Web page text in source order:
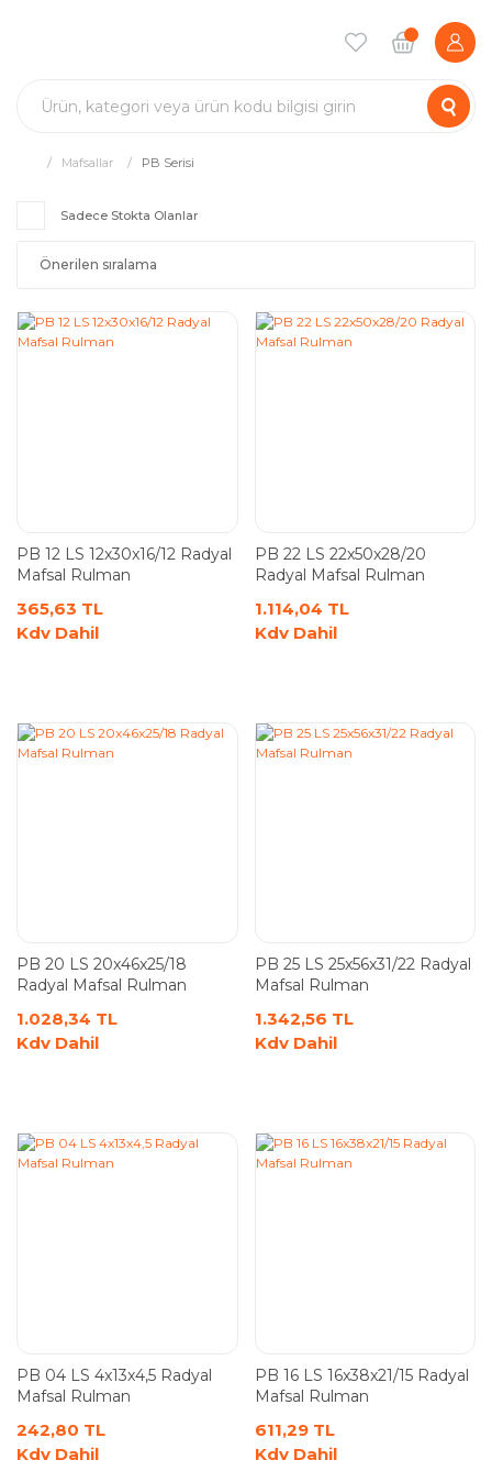
Mafsallar PB Serisi
Sadece Stokta Olanlar
PB 12 LS 12x30x16/12 Radyal
Mafsal Rulman
365,63 TL
Kdv Dahil
PB 22 LS 22x50x28/20
Radyal Mafsal Rulman
1.114,04 TL
Kdv Dahil
PB 20 LS 20x46x25/18
Radyal Mafsal Rulman
1.028,34 TL
Kdv Dahil
PB 25 LS 25x56x31/22 Radyal
Mafsal Rulman
1.342,56 TL
Kdv Dahil
PB 04 LS 4x13x4,5 Radyal
Mafsal Rulman
242,80 TL
Kdv Dahil
PB 16 LS 16x38x21/15 Radyal
Mafsal Rulman
611,29 TL
Kdv Dahil